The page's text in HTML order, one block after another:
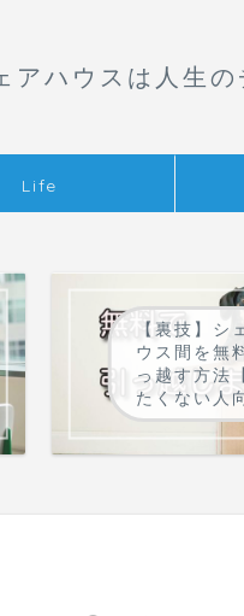
ハウスは人生の
Life
【裏技】シ
ウス間を無
っ越す方法
たくない人